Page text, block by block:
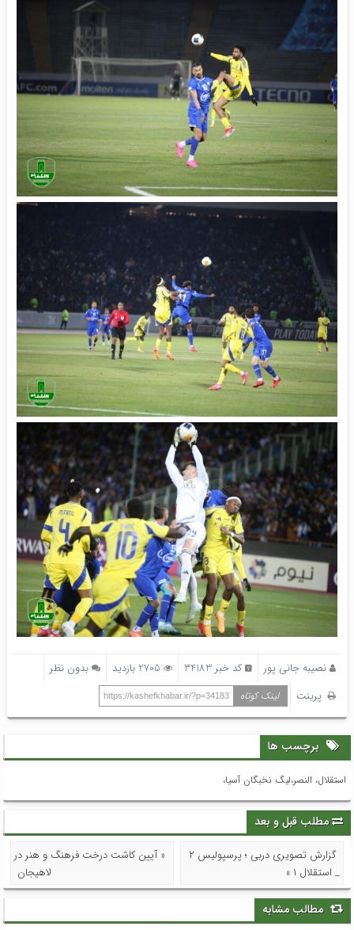
نصیبه جانی پور کد خبر 34183 2705 بازدید
بدون نظر
پرینت
لینک کوتاه https://kashefkhabar.ir/?p=34183
برچسب ها
استقلال، النصر،لیگ نخبگان آسیا،
مطلب قبل و بعد
گزارش تصویری دربی ؛ پرسپولیس ۲
_ استقلال ۱ »
« آیین کاشت درخت فرهنگ و هنر در
لاهیجان
مطالب مشابه